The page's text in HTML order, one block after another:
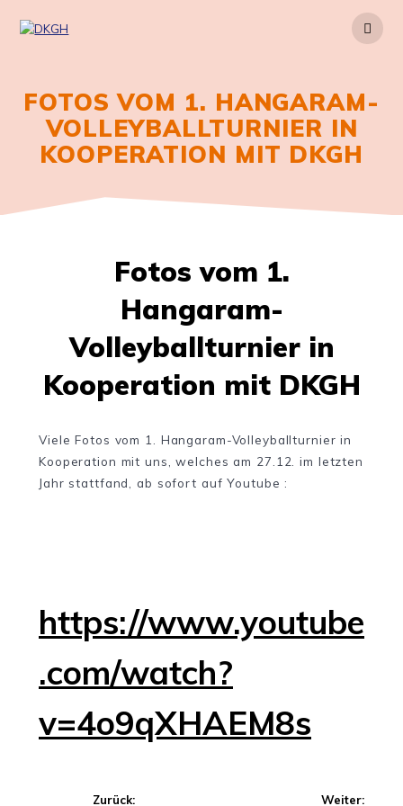
FOTOS VOM 1. HANGARAM-
VOLLEYBALLTURNIER IN
KOOPERATION MIT DKGH
Fotos vom 1.
Hangaram-
Volleyballturnier in
Kooperation mit DKGH
Viele Fotos vom 1. Hangaram-Volleyballturnier in
Kooperation mit uns, welches am 27.12. im letzten
Jahr stattfand, ab sofort auf Youtube :
https://www.youtube
.com/watch?
v=4o9qXHAEM8s
Beitragsnavigation
Zurück: Weiter: